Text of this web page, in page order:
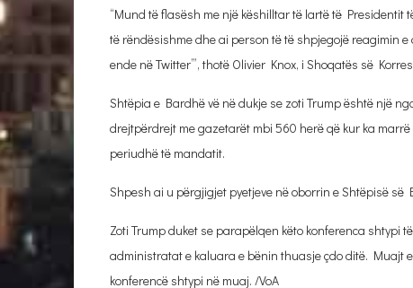
“Mund të flasësh me një këshilltar të lartë të
të rëndësishme dhe ai person të të shpjegojë reagimin
ende në Twitter’”, thotë Olivier Knox, i Shoqatës së
Shtëpia e Bardhë vë në dukje se zoti Trump është një
drejtpërdrejt me gazetarët mbi 560 herë që kur ka
periudhë të mandatit.
Shpesh ai u përgjigjet pyetjeve në oborrin e Shtëpisë së
Zoti Trump duket se parapëlqen këto konferenca shtypi
administratat e kaluara e bënin thuasje çdo ditë. Muajt
konferencë shtypi në muaj. /VoA